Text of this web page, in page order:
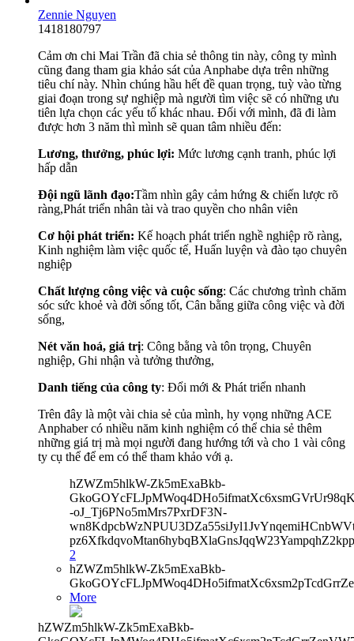
Zennie Nguyen
1418180797
Cảm ơn chi Mai Trần đã chia sẻ thông tin này, công ty mình
cũng đang tham gia khảo sát của Anphabe dựa trên những
tiêu chí này. Nhìn chúng hầu hết đề quan trọng, tuỳ vào từng
giai đoạn trong sự nghiệp mà người tìm việc sẽ có những ưu
tiên lựa chọn các yếu tố khác nhau. Đối với mình, đã đi làm
được hơn 3 năm thì mình sẽ quan tâm nhiều đến:
Lương, thưởng, phúc lợi: Mức lương cạnh tranh, phúc lợi
hấp dẫn
Đội ngũ lãnh đạo:Tầm nhìn gây cảm hứng & chiến lược rõ
ràng,Phát triển nhân tài và trao quyền cho nhân viên
Cơ hội phát triển: Kế hoạch phát triển nghề nghiệp rõ ràng,
Kinh nghiệm làm việc quốc tế, Huấn luyện và đào tạo chuyên
nghiệp
Chất lượng công việc và cuộc sống: Các chương trình chăm
sóc sức khoẻ và đời sống tốt, Cân bằng giữa công việc và đời
sống,
Nét văn hoá, giá trị: Công bằng và tôn trọng, Chuyên
nghiệp, Ghi nhận và tưởng thưởng,
Danh tiếng của công ty: Đổi mới & Phát triển nhanh
Trên đây là một vài chia sẻ của mình, hy vọng những ACE
Anphaber có nhiều năm kinh nghiệm có thể chia sẻ thêm
những giá trị mà mọi người đang hướng tới và cho 1 vài công
ty cụ thể để em có thể tham khảo với ạ.
hZWZm5hlkW-Zk5mExaBkb-
-oJ_Tj6PNo5mMrs7PxrDF3N-
2
hZWZm5hlkW-Zk5mExaBkb-
More
hZWZm5hlkW-Zk5mExaBkb-